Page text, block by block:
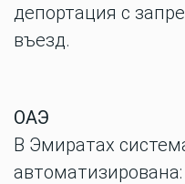
депортация с
въезд.
ОАЭ
В Эмиратах